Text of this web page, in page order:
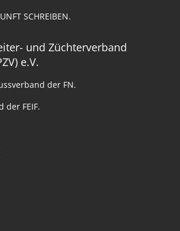
SCHREIBEN.
und Züchterverband
e.V.
der FN.
der FEIF.